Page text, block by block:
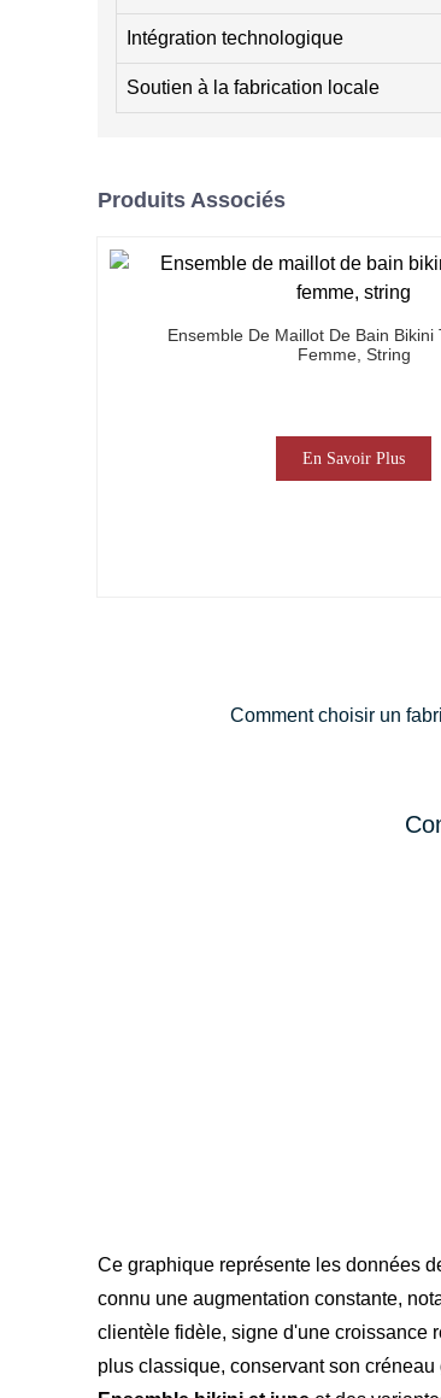
Intégration technologique
Soutien à la fabrication locale
Produits Associés
Ensemble De Maillot De Bain Bikini
Femme, String
En Savoir Plus
Comment choisir un
Ce graphique représente les données
connu une augmentation constante,
clientèle fidèle, signe d'une croissance
plus classique, conservant son